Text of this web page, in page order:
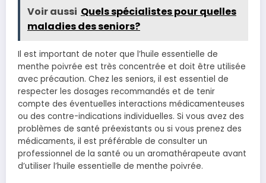
Voir aussi Quels spécialistes pour quelles
maladies des seniors?
Il est important de noter que l’huile essentielle de
menthe poivrée est très concentrée et doit être utilisée
avec précaution. Chez les seniors, il est essentiel de
respecter les dosages recommandés et de tenir
compte des éventuelles interactions médicamenteuses
ou des contre-indications individuelles. Si vous avez des
problèmes de santé préexistants ou si vous prenez des
médicaments, il est préférable de consulter un
professionnel de la santé ou un aromathérapeute avant
d’utiliser l’huile essentielle de menthe poivrée.